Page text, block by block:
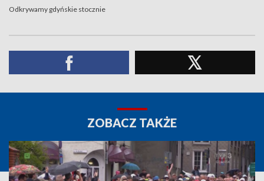
Odkrywamy gdyńskie stocznie
ZOBACZ TAKŻE